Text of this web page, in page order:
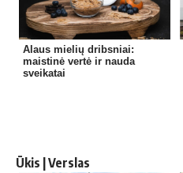
Alaus mielių dribsniai:
maistinė vertė ir nauda
sveikatai
Ūkis | Verslas